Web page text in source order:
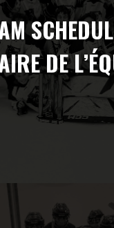
DE